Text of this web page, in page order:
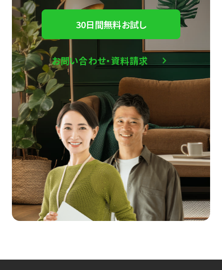
30日間無料お試し
お問い合わせ・資料請求